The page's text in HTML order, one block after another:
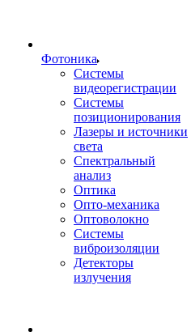
Фотоника
Cистемы
видеорегистрации
Системы
позиционирования
Лазеры и источники
света
Спектральный
анализ
Оптика
Опто-механика
Оптоволокно
Системы
виброизоляции
Детекторы
излучения